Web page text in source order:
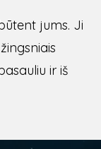
jums. Ji
ir iš